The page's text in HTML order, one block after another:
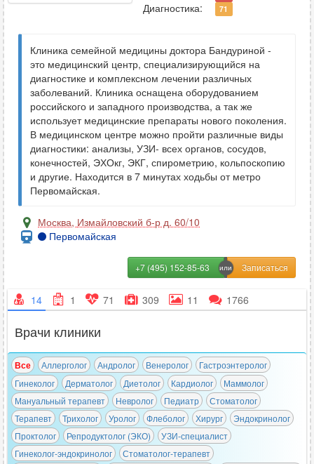
Диагностика: 71
Клиника семейной медицины доктора Бандуриной -
это медицинский центр, специализирующийся на
диагностике и комплексном лечении различных
заболеваний. Клиника оснащена оборудованием
российского и западного производства, а так же
использует медицинские препараты нового поколения.
В медицинском центре можно пройти различные виды
диагностики: анализы, УЗИ- всех органов, сосудов,
конечностей, ЭХОкг, ЭКГ, спирометрию, кольпоскопию
и другие. Находится в 7 минутах ходьбы от метро
Первомайская.
Москва, Измайловский б-р д. 60/10
Первомайская
+7 (495) 152-85-63
14 1 71 309 11 1766
Врачи клиники
Все Аллерголог Андролог Венеролог
Гастроэнтеролог
Гинеколог
Дерматолог Диетолог Кардиолог
Маммолог
Мануальный терапевт
Невролог Педиатр
Стоматолог
Терапевт
Трихолог Уролог Флеболог Хирург
Эндокринолог
Проктолог
Репродуктолог (ЭКО)
УЗИ-специалист
Гинеколог-эндокринолог
Стоматолог-терапевт